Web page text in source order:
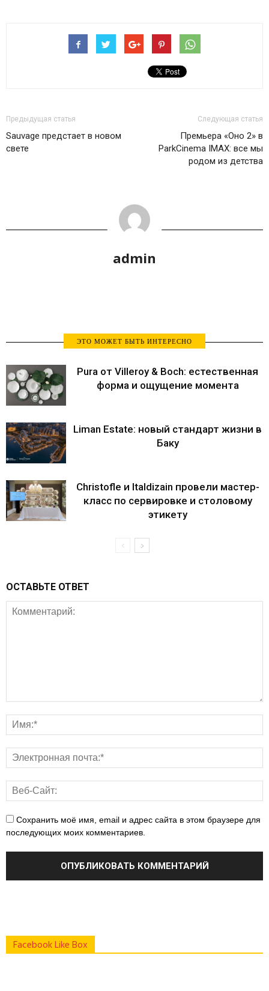
Предыдущая статья
Sauvage предстает в новом
свете
Следующая статья
Премьера «Оно 2» в
ParkCinema IMAX: все мы
родом из детства
admin
ЭТО МОЖЕТ БЫТЬ ИНТЕРЕСНО
Pura от Villeroy & Boch: естественная
форма и ощущение момента
Liman Estate: новый стандарт жизни в
Баку
Christofle и Italdizain провели мастер-
класс по сервировке и столовому
этикету
ОСТАВЬТЕ ОТВЕТ
Сохранить моё имя, email и адрес сайта в этом браузере для
последующих моих комментариев.
Facebook Like Box